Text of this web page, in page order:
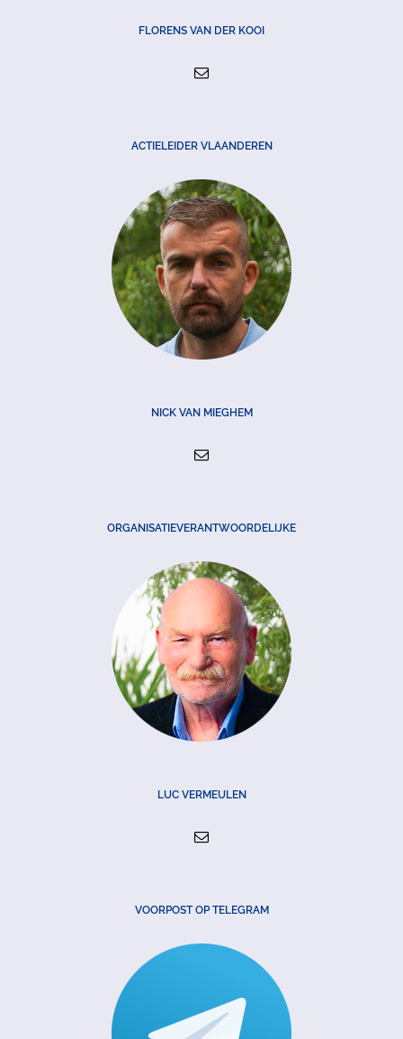
FLORENS VAN DER KOOI
ACTIELEIDER VLAANDEREN
NICK VAN MIEGHEM
ORGANISATIEVERANTWOORDELIJKE
LUC VERMEULEN
VOORPOST OP TELEGRAM